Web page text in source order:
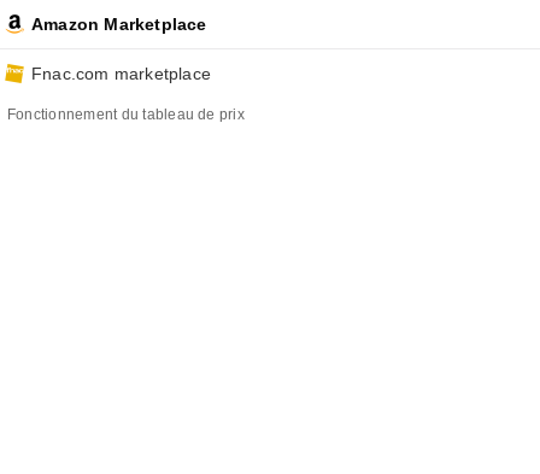
Amazon Marketplace
Fnac.com marketplace
Fonctionnement du tableau de prix